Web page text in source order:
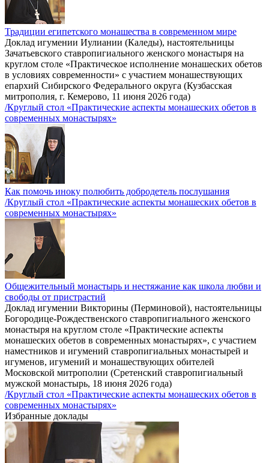
Традиции египетского монашества в современном мире
Доклад игумении Иулиании (Каледы), настоятельницы
Зачатьевского ставропигиального женского монастыря на
круглом столе «Практическое исполнение монашеских обетов
в условиях современности» с участием монашествующих
епархий Сибирского Федерального округа (Кузбасская
митрополия, г. Кемерово, 11 июня 2026 года)
/Круглый стол «Практические аспекты монашеских обетов в
современных монастырях»
Как помочь иноку полюбить добродетель послушания
/Круглый стол «Практические аспекты монашеских обетов в
современных монастырях»
Общежительный монастырь и нестяжание как школа любви и
свободы от пристрастий
Доклад игумении Викторины (Перминовой), настоятельницы
Богородице-Рождественского ставропигиального женского
монастыря на круглом столе «Практические аспекты
монашеских обетов в современных монастырях», с участием
наместников и игумений ставропигиальных монастырей и
игуменов, игумений и монашествующих обителей
Московской митрополии (Сретенский ставропигиальный
мужской монастырь, 18 июня 2026 года)
/Круглый стол «Практические аспекты монашеских обетов в
современных монастырях»
Избранные доклады